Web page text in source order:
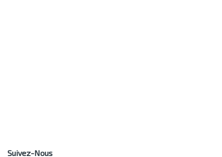
Suivez-Nous